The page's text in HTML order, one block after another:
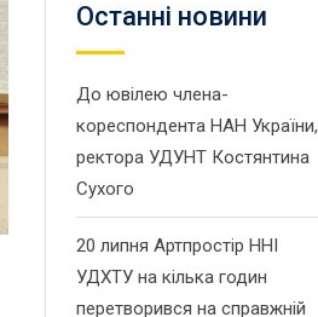
Останнi новини
До ювілею члена-
кореспондента НАН України,
ректора УДУНТ Костянтина
Сухого
20 липня Артпростір ННІ
УДХТУ на кілька годин
перетворився на справжній